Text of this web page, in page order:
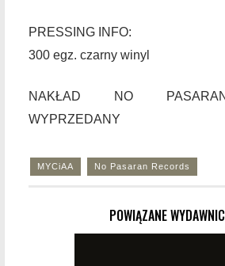
PRESSING INFO:
300 egz. czarny winyl
NAKŁAD NO
WYPRZEDANY
MYCiAA No Pasaran Records
POWIĄZANE